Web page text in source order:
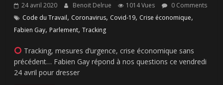
24 avril 2020 Benoit Delrue 1014 Vues
0 Comments
Code du Travail, Coronavirus, Covid-19, Crise économique,
Fabien Gay, Parlement,Tracking
Tracking, mesures d’urgence, crise économique sans
précédent… Fabien Gay répond à nos questions ce vendredi
24 avril pour dresser